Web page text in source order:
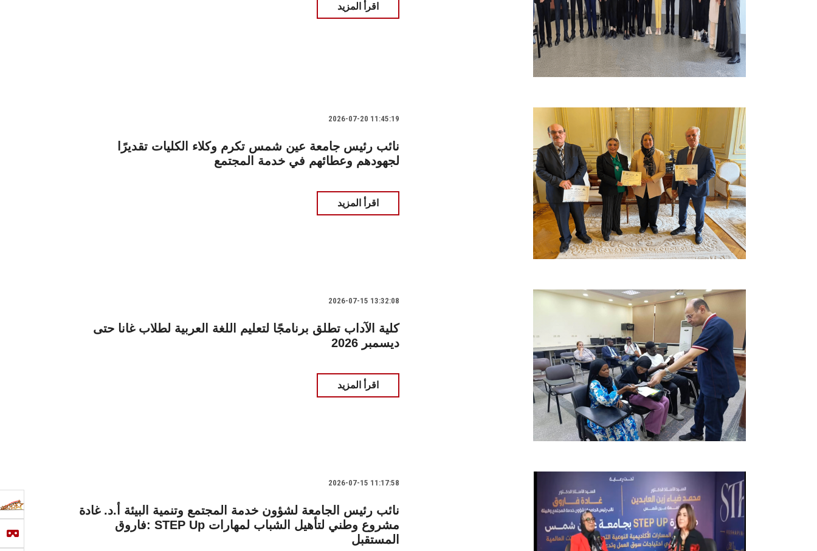
اقرأ المزيد
2026-07-20 11:45:19
نائب رئيس جامعة عين شمس تكرم وكلاء الكليات تقديرًا
لجهودهم وعطائهم في خدمة المجتمع
اقرأ المزيد
2026-07-15 13:32:08
كلية الآداب تطلق برنامجًا لتعليم اللغة العربية لطلاب غانا حتى
ديسمبر 2026
اقرأ المزيد
2026-07-15 11:17:58
نائب رئيس الجامعة لشؤون خدمة المجتمع وتنمية البيئة أ.د. غادة
فاروق: STEP Up مشروع وطني لتأهيل الشباب لمهارات
المستقبل